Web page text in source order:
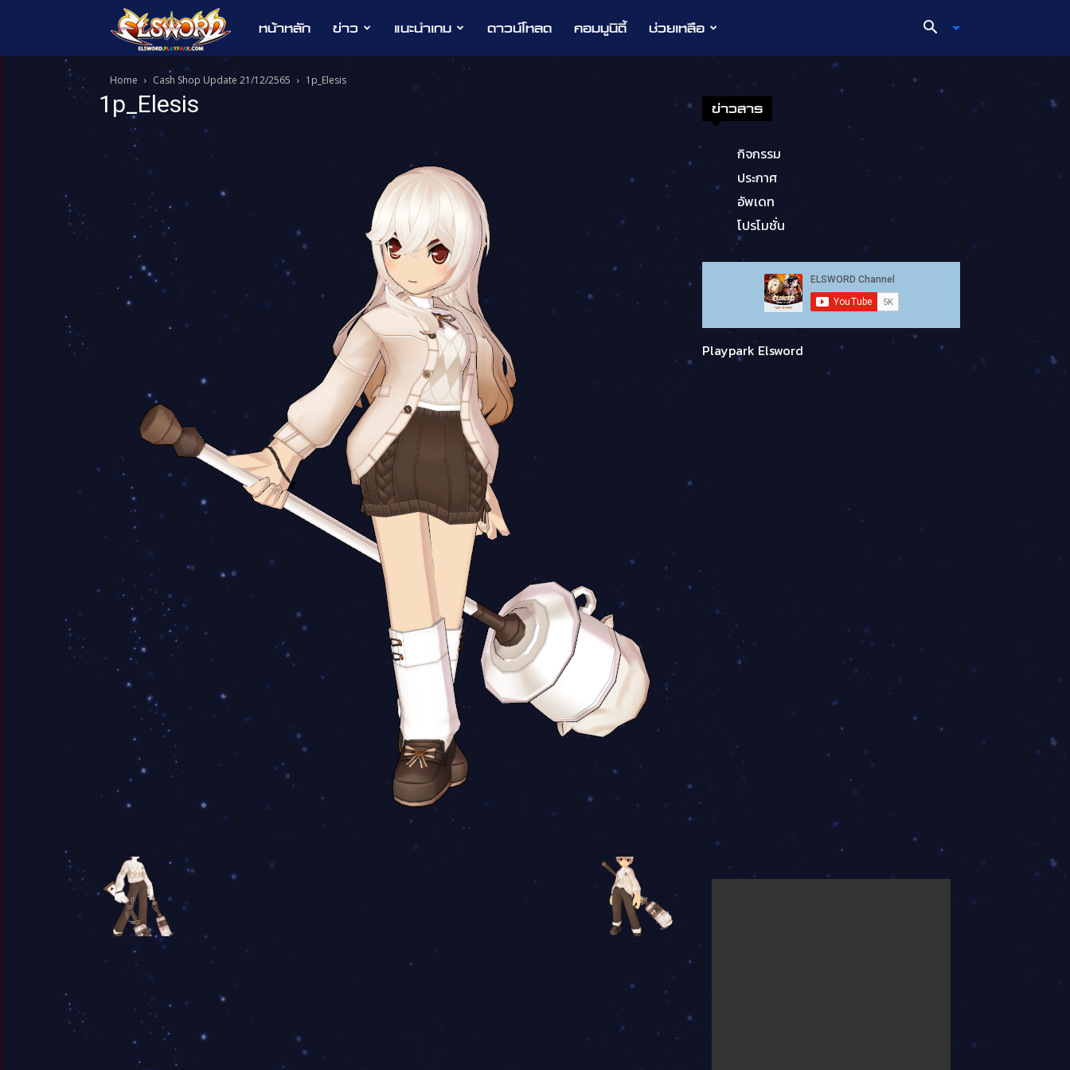
Elsword
หน้าหลัก ข่าว แนะนำเกม ดาวน์โหลด คอมมูนิตี้ ช่วยเหลือ
Home Cash Shop Update 21/12/2565 1p_Elesis
1p_Elesis ข่าวสาร
กิจกรรม
ประกาศ
อัพเดท
โปรโมชั่น
Playpark Elsword